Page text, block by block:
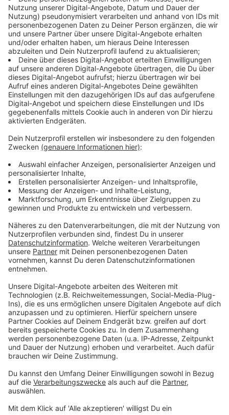
Es gibt einen Unterschied, ob es schneit oder friert.
Schneit es, muss in der Regel der Gehweg geräumt
werden, sobald es aufhört zu schneien. Schneit es
wieder, muss danach auch wieder der Schnee beseitigt
werden. Friert es, gilt oft die Pflicht, sofort etwas zu
unternehmen. Allerdings nicht mitten in der Nacht. Je
nach Stadt gelten allerdings unterschiedliche Zeiten,
in denen eine Räumpflicht bestehen. Bei einigen
zwischen 8 und 22 Uhr, bei anderen startet die Pflicht
früher oder gilt länger. Am besten informiert man sich
Hauseigentümer ist verantwortlich den Gehweg zu
übertragen. Ist man krank oder anders verhindert, muss
man dafür sorgen, dass jemand anderes sich darum
kümmert, dass der Gehweg geräumt wird.
Anzeige
Bußgeld droht
Anzeige
Hat man sich nicht um seinen Gehweg gekümmert,
kann es teuer werden. Stürzt jemand und verletzt sich,
hat er Anspruch auf Schmerzensgeld. Außerdem kann
es in NRW auch ein Bußgeld für nicht geräumte
Gehwege geben.
Anzeige
Wie breit muss der Weg geräumt werden?